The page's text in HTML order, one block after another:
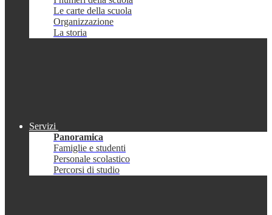
Le carte della scuola
Organizzazione
La storia
Servizi
Panoramica
Famiglie e studenti
Personale scolastico
Percorsi di studio